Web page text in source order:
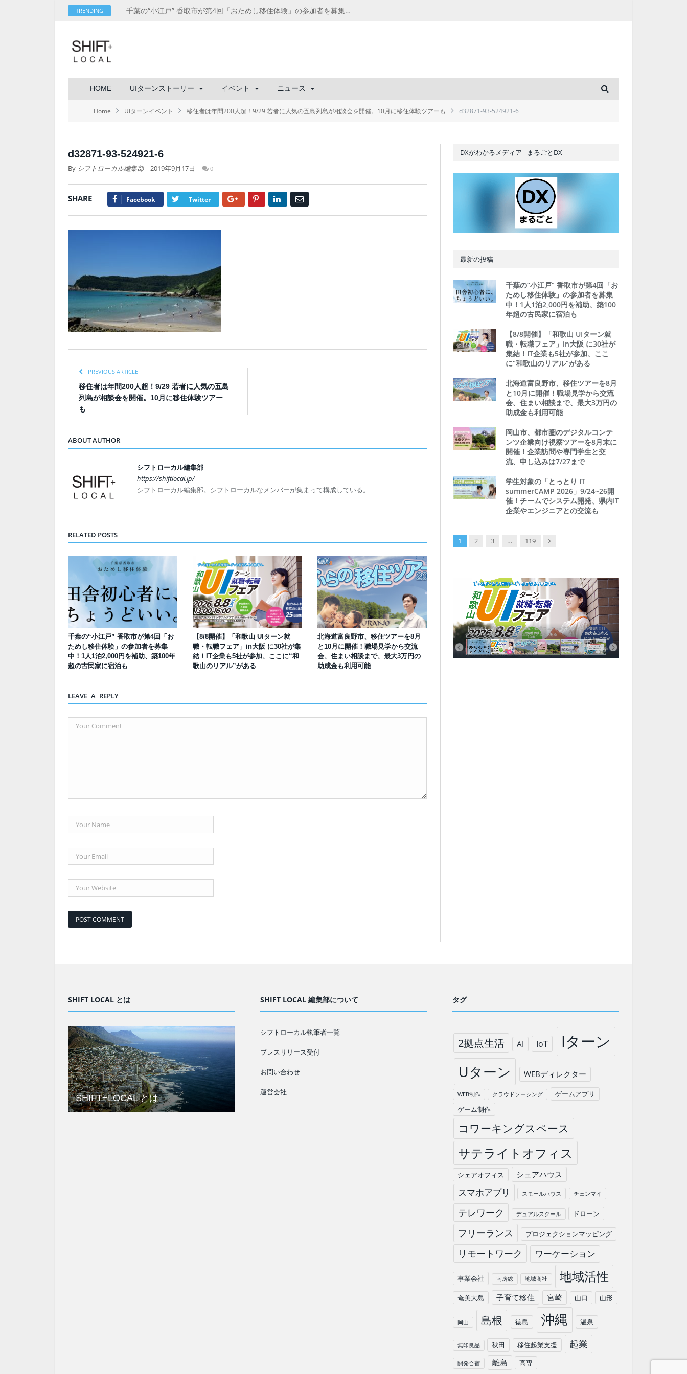
TRENDING 千葉の“小江戸” 香取市が第4回「おためし移住体験」の参加者を募集中！1人1泊2,000円を補助、築100年超の古民家に宿泊も
HOME UIターンストーリー イベント ニュース
Home UIターンイベント 移住者は年間200人超！9/29 若者に人気の五島列島が相談会を開催。10月に移住体験ツアーも d32871-93-524921-6
d32871-93-524921-6
By シフトローカル編集部 2019年9月17日 0
SHARE Facebook Twitter Google+ Pinterest LinkedIn
PREVIOUS ARTICLE
移住者は年間200人超！9/29 若者に人気の五島
列島が相談会を開催。10月に移住体験ツアー
も
ABOUT AUTHOR
シフトローカル編集部
https://shiftlocal.jp/
シフトローカル編集部。シフトローカルなメンバーが集まって構成している。
RELATED POSTS
千葉の“小江戸” 香取市が第4回「お
ためし移住体験」の参加者を募集
中！1人1泊2,000円を補助、築100年
超の古民家に宿泊も
【8/8開催】「和歌山 UIターン就
職・転職フェア」in大阪 に30社が集
結！IT企業も5社が参加、ここに“和
歌山のリアル”がある
北海道富良野市、移住ツアーを8月
と10月に開催！職場見学から交流
会、住まい相談まで、最大3万円の
助成金も利用可能
LEAVE A REPLY
DXがわかるメディア - まるごとDX
最新の投稿
千葉の“小江戸” 香取市が第4回「お
ためし移住体験」の参加者を募集
中！1人1泊2,000円を補助、築100
年超の古民家に宿泊も
【8/8開催】「和歌山 UIターン就
職・転職フェア」in大阪 に30社が
集結！IT企業も5社が参加、ここ
に“和歌山のリアル”がある
北海道富良野市、移住ツアーを8月
と10月に開催！職場見学から交流
会、住まい相談まで、最大3万円の
助成金も利用可能
岡山市、都市圏のデジタルコンテ
ンツ企業向け視察ツアーを8月末に
開催！企業訪問や専門学生と交
流、申し込みは7/27まで
学生対象の「とっとり IT
summerCAMP 2026」9/24~26開
催！チームでシステム開発、県内IT
企業やエンジニアとの交流も
1 2 3 … 119 Next
千葉の“小江戸” 香取市が第4回「おためし移住体験」の参加者を募集中！1
人1泊2,000円を補助、築100年超の古民家に宿泊も
【8/8開催】「和歌山 UIターン就職・転職フェア」in大阪 に30社が集結！IT
企業も5社が参加、ここに“和歌山のリアル”がある
岡山市、都市圏のデジタルコンテンツ企業向け視察ツアーを8月末に開催！
企業訪問や専門学生と交流、申し込みは7/27まで
学生対象の「とっとり IT summerCAMP 2026」9/24~26開催！チームでシ
ステム開発、県内IT企業やエンジニアとの交流も
利用者の45％・100人超が移住！奈良市お試し移住制度、宿のオーナーがナ
ビゲートする新サービス「まち案内」が追加
愛知県西尾市、定住移住サイト「にし推し暮らし」を開設！転出者やファミ
リー層に魅力を発信、データや支援制度も充実
【6/27開催】参加無料！いしかわUIターン大相談会 in大阪 自治体・支援団
体に加え、能美市のソフトウェア開発会社も参戦
【6/20開催】「札幌UIターン就職フェアin東京」に優良企業28社が集結！エ
ンジニア募集のソフトウェア開発企業も複数参加
【6/13開催】島根県内18市町村、IT転職支援機関が大阪に集う移住相談会！
6/6には“人間関係”をテーマにオンラインツアー
SHIFT LOCAL とは
SHIFT+LOCAL とは
SHIFT LOCAL 編集部について
シフトローカル執筆者一覧
プレスリリース受付
お問い合わせ
運営会社
タグ
2拠点生活 AI IoT Iターン
Uターン WEBディレクター
WEB制作 クラウドソーシング
ゲームアプリ
ゲーム制作
コワーキングスペース
サテライトオフィス
シェアオフィス シェアハウス
スマホアプリ スモールハウス チェンマイ
テレワーク デュアルスクール ドローン
フリーランス プロジェクションマッピング
リモートワーク ワーケーション
事業会社 南房総 地域商社 地域活性
奄美大島 子育て移住 宮崎 山口 山形
岡山 島根 徳島 沖縄 温泉
無印良品 秋田 移住起業支援 起業
開発合宿 離島 高専